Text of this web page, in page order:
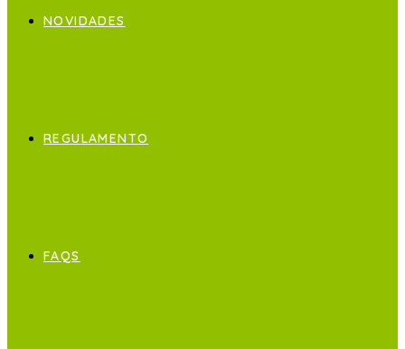
NOVIDADES
REGULAMENTO
FAQS